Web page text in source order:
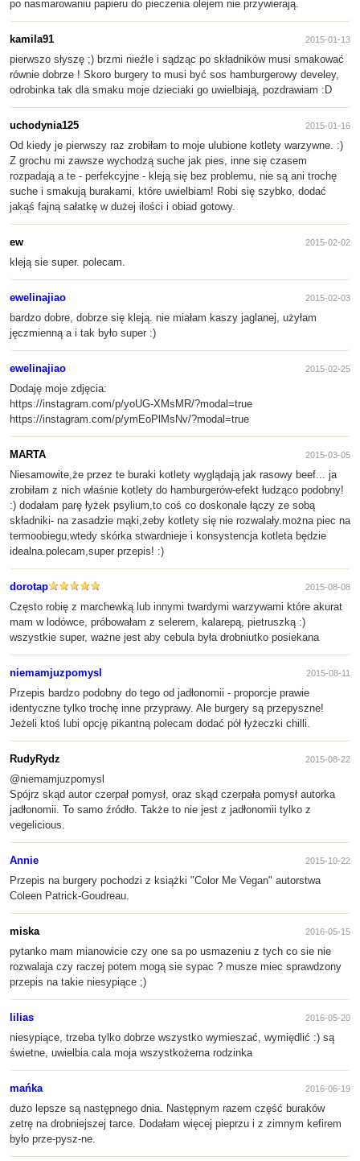
po nasmarowaniu papieru do pieczenia olejem nie przywierają.
kamila91 2015-01-13
pierwszo słyszę ;) brzmi nieźle i sądząc po składników musi smakować
równie dobrze ! Skoro burgery to musi być sos hamburgerowy develey,
odrobinka tak dla smaku moje dzieciaki go uwielbiają, pozdrawiam :D
uchodynia125 2015-01-16
Od kiedy je pierwszy raz zrobiłam to moje ulubione kotlety warzywne. :)
Z grochu mi zawsze wychodzą suche jak pies, inne się czasem
rozpadają a te - perfekcyjne - kleją się bez problemu, nie są ani trochę
suche i smakują burakami, które uwielbiam! Robi się szybko, dodać
jakąś fajną sałatkę w dużej ilości i obiad gotowy.
ew 2015-02-02
kleją sie super. polecam.
ewelinajiao 2015-02-03
bardzo dobre, dobrze się kleją. nie miałam kaszy jaglanej, użyłam
jęczmienną a i tak było super :)
ewelinajiao 2015-02-25
Dodaję moje zdjęcia:
https://instagram.com/p/yoUG-XMsMR/?modal=true
https://instagram.com/p/ymEoPlMsNv/?modal=true
MARTA 2015-03-05
Niesamowite,że przez te buraki kotlety wyglądają jak rasowy beef... ja
zrobiłam z nich właśnie kotlety do hamburgerów-efekt łudząco podobny!
:) dodałam parę łyżek psylium,to coś co doskonale łączy ze sobą
składniki- na zasadzie mąki,żeby kotlety się nie rozwalały.można piec na
termoobiegu,wtedy skórka stwardnieje i konsystencja kotleta będzie
idealna.polecam,super przepis! :)
dorotap 2015-08-08
Często robię z marchewką lub innymi twardymi warzywami które akurat
mam w lodówce, próbowałam z selerem, kalarepą, pietruszką :)
wszystkie super, ważne jest aby cebula była drobniutko posiekana
niemamjuzpomysl 2015-08-11
Przepis bardzo podobny do tego od jadłonomii - proporcje prawie
identyczne tylko trochę inne przyprawy. Ale burgery są przepyszne!
Jeżeli ktoś lubi opcję pikantną polecam dodać pół łyżeczki chilli.
RudyRydz 2015-08-22
@niemamjuzpomysl
Spójrz skąd autor czerpał pomysł, oraz skąd czerpała pomysł autorka
jadłonomii. To samo źródło. Także to nie jest z jadłonomii tylko z
vegelicious.
Annie 2015-10-22
Przepis na burgery pochodzi z książki "Color Me Vegan" autorstwa
Coleen Patrick-Goudreau.
miska 2016-05-15
pytanko mam mianowicie czy one sa po usmazeniu z tych co sie nie
rozwalaja czy raczej potem mogą sie sypac ? musze miec sprawdzony
przepis na takie niesypiące ;)
lilias 2016-05-20
niesypiące, trzeba tylko dobrze wszystko wymieszać, wymiędlić :) są
świetne, uwielbia cala moja wszystkożerna rodzinka
mańka 2016-06-19
dużo lepsze są następnego dnia. Następnym razem część buraków
zetrę na drobniejszej tarce. Dodałam więcej pieprzu i z zimnym kefirem
było prze-pysz-ne.